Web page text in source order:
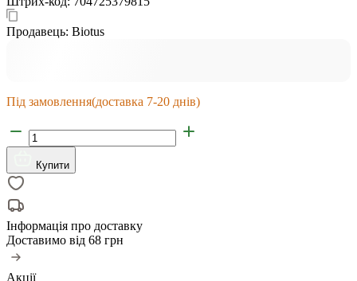
Продавець: Biotus
Під замовлення(доставка 7-20 днів)
Купити
Інформація про доставку
Доставимо від 68 грн
Акції